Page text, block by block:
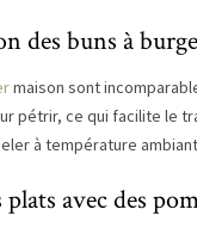
des buns à
maison sont
pétrir, ce qui facilite le
à température
avec des